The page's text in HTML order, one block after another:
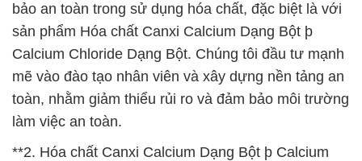
bảo an toàn trong sử dụng hóa chất, đặc biệt là với
sản phẩm Hóa chất Canxi Calcium Dạng Bột þ
Calcium Chloride Dạng Bột. Chúng tôi đầu tư mạnh
mẽ vào đào tạo nhân viên và xây dựng nền tảng an
toàn, nhằm giảm thiểu rủi ro và đảm bảo môi trường
làm việc an toàn.
**2. Hóa chất Canxi Calcium Dạng Bột þ Calcium